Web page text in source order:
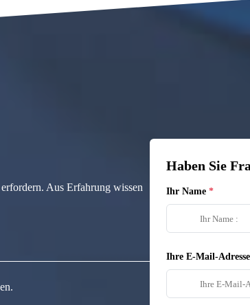
Aus Erfahrung wissen
Haben Sie
Ihr Name
Ihre E-Mail-Adresse